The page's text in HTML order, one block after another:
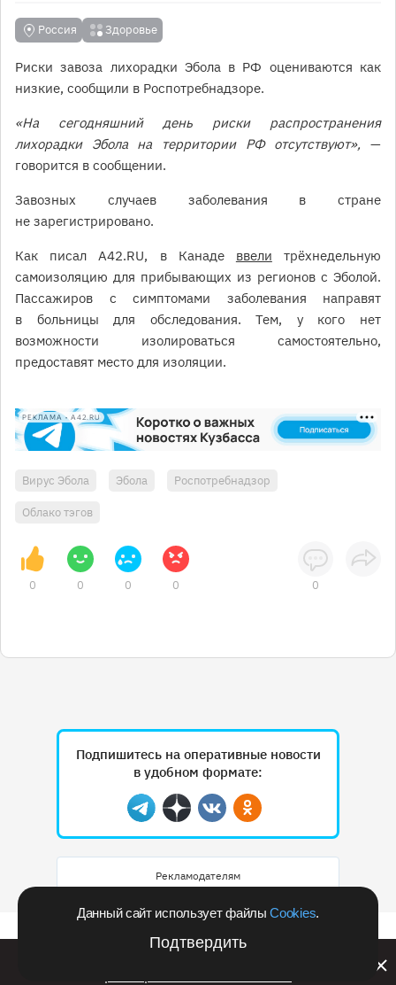
Данный сайт использует файлыCookies.
Подтвердить
Россия Здоровье
Риски завоза лихорадки Эбола в РФ оцениваются как
низкие, сообщили в Роспотребнадзоре.
«На сегодняшний день риски распространения
лихорадки Эбола на территории РФ отсутствуют», —
говорится в сообщении.
Завозных случаев заболевания в стране
не зарегистрировано.
Как писал А42.RU, в Канаде ввели трёхнедельную
самоизоляцию для прибывающих из регионов с Эболой.
Пассажиров с симптомами заболевания направят
в больницы для обследования. Тем, у кого нет
возможности изолироваться самостоятельно,
предоставят место для изоляции.
РЕКЛАМА • A42.RU
Вирус Эбола Эбола Роспотребнадзор
Облако тэгов
0 0 0 0 0
Подпишитесь на оперативные новости
в удобном формате:
Telegram
ДзенВконтактеОдноклассники
Рекламодателям
Билайн запустил в Кемеровской области акцию с